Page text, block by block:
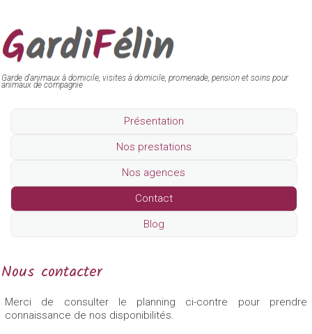
Garde d'animaux à domicile, visites à domicile, promenade, pension et soins pour
animaux de compagnie
Présentation
Nos prestations
Nos agences
Contact
Blog
Nous contacter
Merci de consulter le planning ci-contre pour prendre
connaissance de nos disponibilités.